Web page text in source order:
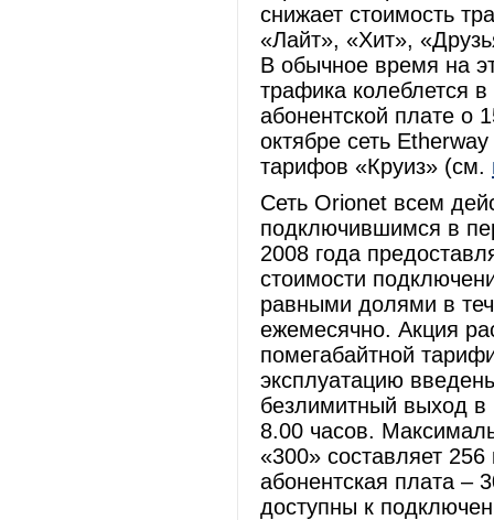
снижает стоимость
«Лайт», «Хит»,
В обычное время на
трафика колеблется
абонентской плате о
октябре сеть
тарифов «Круиз» (см.
Сеть Orionet всем
подключившимся в
2008 года
стоимости
равными долями в
ежемесячно. Акция
помегабайтной
эксплуатацию
безлимитный выход в
8.00 часов.
«300» составляет
абонентская плата –
доступны к